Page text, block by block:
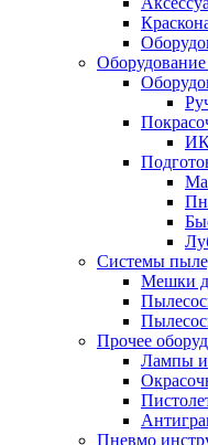
Системы
Мешки
Прочее
Лампы
Пневмо